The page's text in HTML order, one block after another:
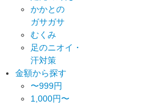
かかとの
ガサガサ
むくみ
足のニオイ・
汗対策
金額から探す
〜999円
1,000円〜